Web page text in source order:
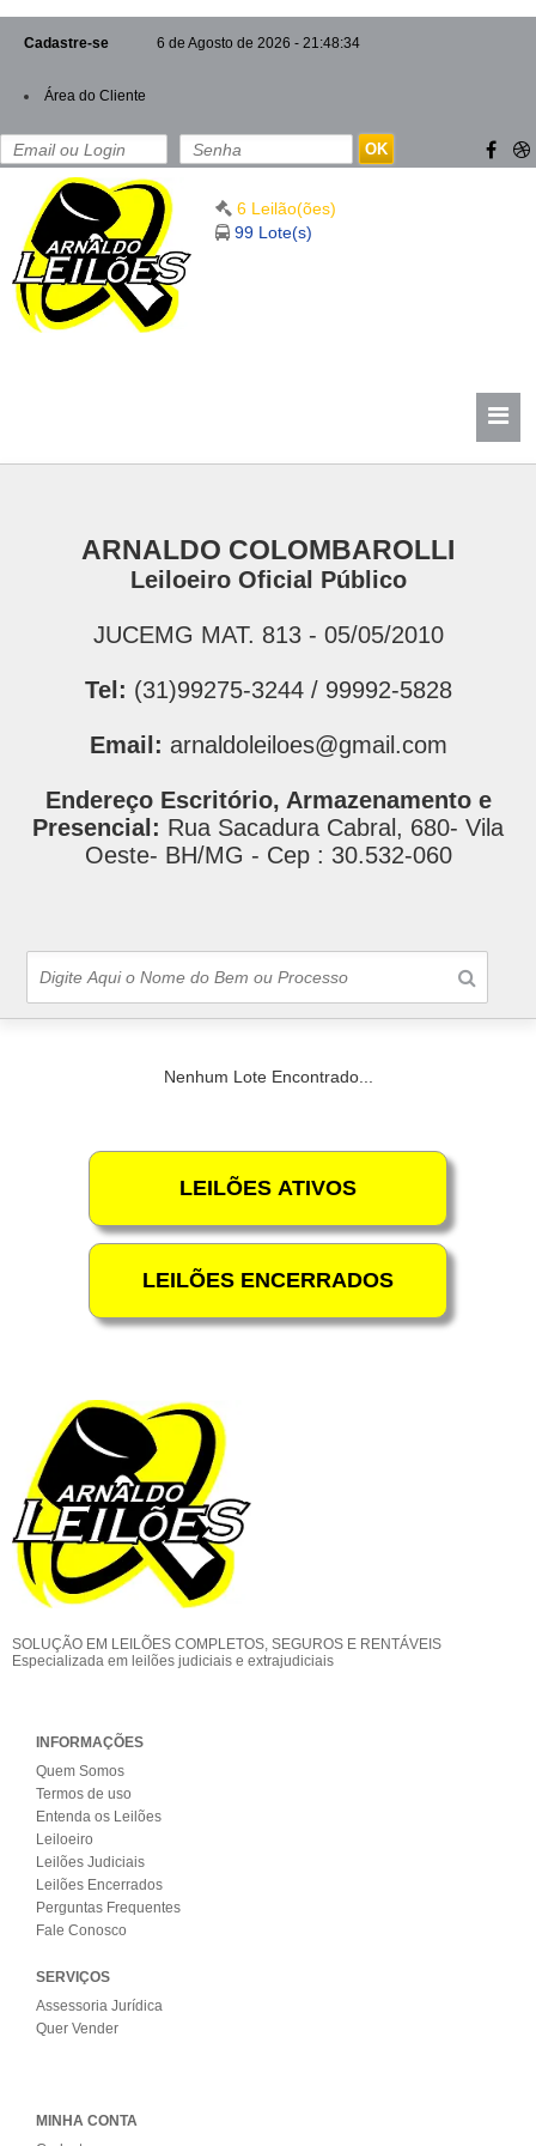
Cadastre-se 6 de Agosto de 2026 - 21:48:34
Área do Cliente
OK
6 Leilão(ões)
99 Lote(s)
ARNALDO COLOMBAROLLI
Leiloeiro Oficial Público
JUCEMG MAT. 813 - 05/05/2010
Tel: (31)99275-3244 / 99992-5828
Email: arnaldoleiloes@gmail.com
Endereço Escritório, Armazenamento e
Presencial: Rua Sacadura Cabral, 680- Vila
Oeste- BH/MG - Cep : 30.532-060
Nenhum Lote Encontrado...
SOLUÇÃO EM LEILÕES COMPLETOS, SEGUROS E RENTÁVEIS
Especializada em leilões judiciais e extrajudiciais
INFORMAÇÕES
Quem Somos
Termos de uso
Entenda os Leilões
Leiloeiro
Leilões Judiciais
Leilões Encerrados
Perguntas Frequentes
Fale Conosco
SERVIÇOS
Assessoria Jurídica
Quer Vender
MINHA CONTA